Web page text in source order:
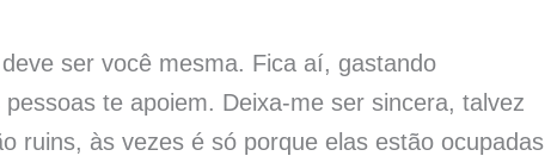
ser você mesma. Fica aí, gastando
te apoiem. Deixa-me ser sincera, talvez
ruins, às vezes é só porque elas estão ocupadas